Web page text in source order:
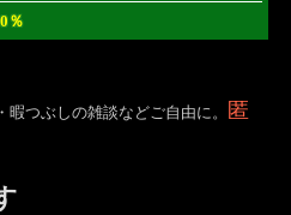
％
つぶしの雑談などご自由に。
匿